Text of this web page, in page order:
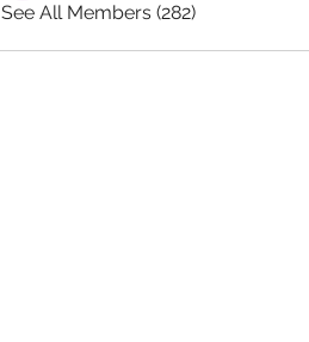
See All Members (282)